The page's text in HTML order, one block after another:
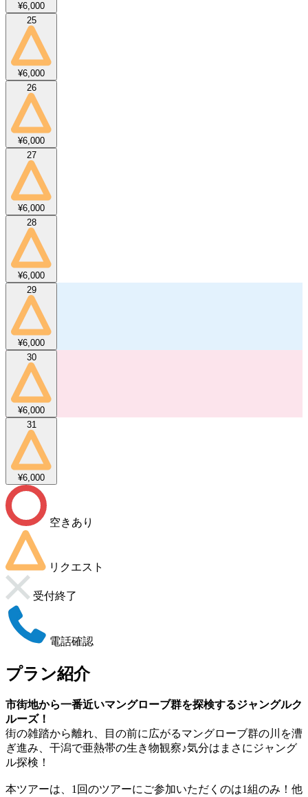
¥6,000
25
¥6,000
26
¥6,000
27
¥6,000
28
¥6,000
29
¥6,000
30
¥6,000
31
¥6,000
空きあり
リクエスト
受付終了
電話確認
プラン紹介
市街地から一番近いマングローブ群を探検するジャングルク
ルーズ！
街の雑踏から離れ、目の前に広がるマングローブ群の川を漕
ぎ進み、干潟で亜熱帯の生き物観察♪気分はまさにジャング
ル探検！
本ツアーは、1回のツアーにご参加いただくのは1組のみ！他